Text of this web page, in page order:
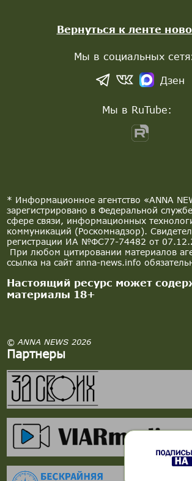
* Информационное агентство «ANNA
зарегистрировано в Федеральной
сфере связи, информационных
коммуникаций (Роскомнадзор).
регистрации ИА №ФС77-74482 от
При любом цитировании материалов
ссылка на сайт anna-news.info
Настоящий ресурс может
материалы 18+
© ANNA NEWS 2026
Партнеры
Вернуться к ленте
Мы в социальных
Дзен
Мы в RuTube: